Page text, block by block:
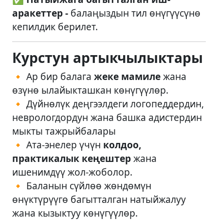
аракеттер - балаңыздын тил өнүгүүсүнө
кепилдик берилет.
Курстун артыкчылыктары
🔸 Ар бир балага жеке мамилежана
өзүнө ылайыкташкан көнүгүүлөр.
🔸 Дүйнөлүк деңгээлдеги логопеддердин,
неврологдордун жана башка адистердин
мыкты тажрыйбалары
🔸 Ата-энелер үчүн колдоо,
практикалык кеңештержана
ишенимдүү жол-жоболор.
🔸 Баланын сүйлөө жөндөмүн
өнүктүрүүгө багытталган натыйжалуу
жана кызыктуу көнүгүүлөр.